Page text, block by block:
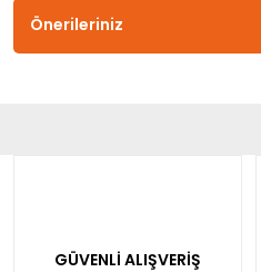
Önerileriniz
GÜVENLİ ALIŞVERİŞ